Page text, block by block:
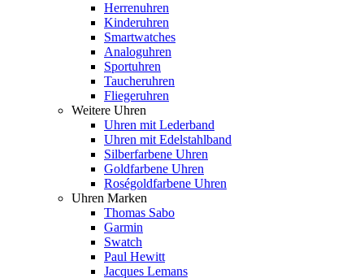
Herrenuhren
Kinderuhren
Smartwatches
Analoguhren
Sportuhren
Taucheruhren
Fliegeruhren
Weitere Uhren
Uhren mit Lederband
Uhren mit Edelstahlband
Silberfarbene Uhren
Goldfarbene Uhren
Roségoldfarbene Uhren
Uhren Marken
Thomas Sabo
Garmin
Swatch
Paul Hewitt
Jacques Lemans